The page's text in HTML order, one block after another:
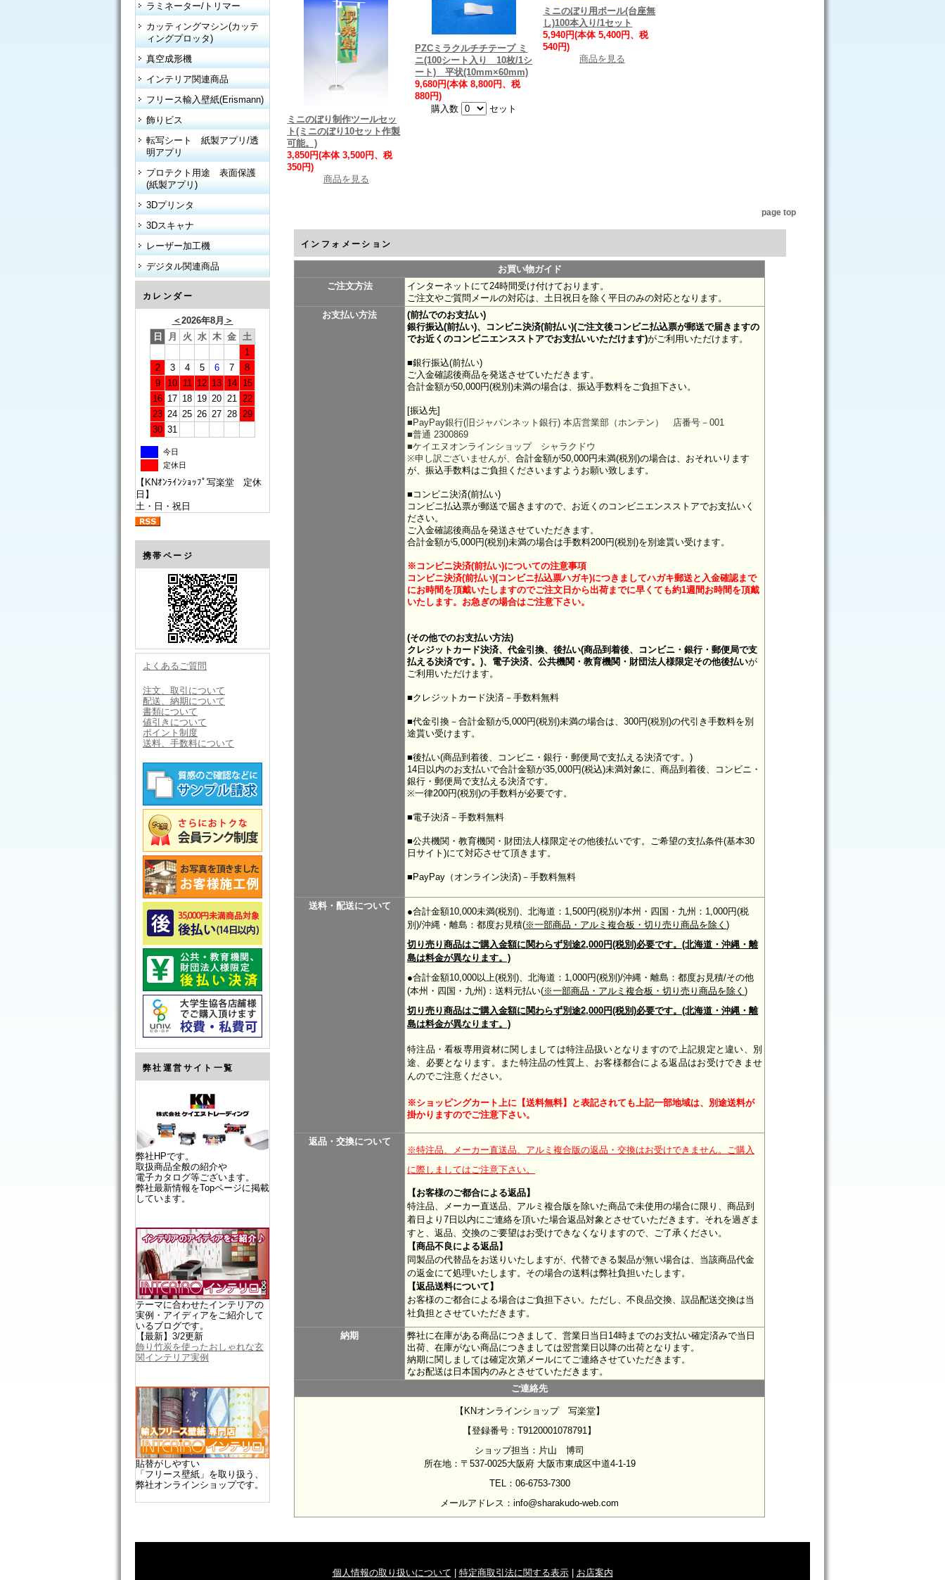
ラミネーター/トリマー
カッティングマシン(カッテ
ィングプロッタ)
真空成形機
インテリア関連商品
フリース輸入壁紙(Erismann)
飾りビス
転写シート 紙製アプリ/透
明アプリ
プロテクト用途 表面保護
(紙製アプリ)
3Dプリンタ
3Dスキャナ
レーザー加工機
デジタル関連商品
カレンダー
＜2026年8月 ＞
日
月 火 水 木 金 土
1
2
3 4 5 6 7
8
9
10 11 12 13 14
15
16 17 18 19 20 21 22
23 24 25 26 27 28 29
30 31
今日
定休日
【KNｵﾝﾗｲﾝｼｮｯﾌﾟ写楽堂 定休
日】
土・日・祝日
携帯ページ
よくあるご質問
注文、取引について
配送、納期について
書類について
値引きについて
ポイント制度
送料、手数料について
弊社運営サイト一覧
弊社HPです。
取扱商品全般の紹介や
電子カタログ等ございます。
弊社最新情報をTopページに掲載
しています。
テーマに合わせたインテリアの
実例・アイディアをご紹介して
いるブログです。
【最新】3/2更新
飾り竹炭を使ったおしゃれな玄
関インテリア実例
貼替がしやすい
「フリース壁紙」を取り扱う、
弊社オンラインショップです。
ミニのぼり制作ツールセッ
ト(ミニのぼり10セット作製
可能。)
3,850円(本体 3,500円、税
350円)
商品を見る
PZCミラクルチチテープ ミ
ニ(100シート入り 10枚/1シ
ート) 平状(10mm×60mm)
9,680円(本体 8,800円、税
880円)
購入数
セット
ミニのぼり用ポール(台座無
し)100本入り/1セット
5,940円(本体 5,400円、税
540円)
商品を見る
page top
インフォメーション
お買い物ガイド
ご注文方法
インターネットにて24時間受け付けております。
ご注文やご質問メールの対応は、土日祝日を除く平日のみの対応となります。
お支払い方法
(前払でのお支払い)
銀行振込(前払い)、コンビニ決済(前払い)(ご注文後コンビニ払込票が郵送で届きますの
でお近くのコンビニエンスストアでお支払いいただけます)がご利用いただけます。
■銀行振込(前払い)
ご入金確認後商品を発送させていただきます。
合計金額が50,000円(税別)未満の場合は、振込手数料をご負担下さい。
[振込先]
■PayPay銀行(旧ジャパンネット銀行) 本店営業部（ホンテン） 店番号－001
■普通 2300869
■ケイエヌオンラインショップ シャラクドウ
※申し訳ございませんが、 合計金額が50,000円未満(税別)の場合は、おそれいります
が、振込手数料はご負担くださいますようお願い致します。
■コンビニ決済(前払い)
コンビニ払込票が郵送で届きますので、お近くのコンビニエンスストアでお支払いく
ださい。
ご入金確認後商品を発送させていただきます。
合計金額が5,000円(税別)未満の場合は手数料200円(税別)を別途貰い受けます。
※コンビニ決済(前払い)についての注意事項
コンビニ決済(前払い)(コンビニ払込票ハガキ)につきましてハガキ郵送と入金確認まで
にお時間を頂戴いたしますのでご注文日から出荷までに早くても約1週間お時間を頂戴
いたします。お急ぎの場合はご注意下さい。
(その他でのお支払い方法)
クレジットカード決済、代金引換、後払い(商品到着後、コンビニ・銀行・郵便局で支
払える決済です。 )、電子決済、公共機関・教育機関・財団法人様限定その他後払いが
ご利用いただけます。
■クレジットカード決済－手数料無料
■代金引換－合計金額が5,000円(税別)未満の場合は、300円(税別)の代引き手数料を別
途貰い受けます。
■後払い(商品到着後、コンビニ・銀行・郵便局で支払える決済です。)
14日以内のお支払いで合計金額が35,000円(税込)未満対象に、商品到着後、コンビニ・
銀行・郵便局で支払える決済です。
※一律200円(税別)の手数料が必要です。
■電子決済－手数料無料
■公共機関・教育機関・財団法人様限定その他後払いです。ご希望の支払条件(基本30
日サイト)にて対応させて頂きます。
■PayPay（オンライン決済)－手数料無料
送料・配送について
●合計金額10,000未満(税別)、北海道：1,500円(税別)/本州・四国・九州：1,000円(税
別)/沖縄・離島：都度お見積(※一部商品・アルミ複合板・切り売り商品を除く )
切り売り商品はご購入金額に関わらず別途2,000円(税別)必要です。(北海道・沖縄・離
島は料金が異なります。)
●合計金額10,000以上(税別)、北海道：1,000円(税別)/沖縄・離島：都度お見積/その他
(本州・四国・九州)：送料元払い(※一部商品・アルミ複合板・切り売り商品を除く )
切り売り商品はご購入金額に関わらず別途2,000円(税別)必要です。(北海道・沖縄・離
島は料金が異なります。)
特注品・看板専用資材に関しましては特注品扱いとなりますので上記規定と違い、別
途、必要となります。また特注品の性質上、お客様都合による返品はお受けできませ
んのでご注意ください。
※ショッピングカート上に【送料無料】と表記されても上記一部地域は、別途送料が
掛かりますのでご注意下さい。
返品・交換について
※特注品、メーカー直送品、アルミ複合版の返品・交換はお受けできません。ご購入
に際しましてはご注意下さい。
【お客様のご都合による返品】
特注品、メーカー直送品、アルミ複合版を除いた商品で未使用の場合に限り、商品到
着日より7日以内にご連絡を頂いた場合返品対象とさせていただきます。それを過ぎま
すと、返品、交換のご要望はお受けできなくなりますので、ご了承ください。
【商品不良による返品】
同製品の代替品をお送りいたしますが、代替できる製品が無い場合は、当該商品代金
の返金にて処理いたします。その場合の送料は弊社負担いたします。
【返品送料について】
お客様のご都合による場合はご負担下さい。ただし、不良品交換、誤品配送交換は当
社負担とさせていただきます。
納期
弊社に在庫がある商品につきまして、営業日当日14時までのお支払い確定済みで当日
出荷、在庫がない商品につきましては翌営業日以降の出荷となります。
納期に関しましては確定次第メールにてご連絡させていただきます。
なお配送は日本国内のみとさせていただきます。
ご連絡先
【KNオンラインショップ 写楽堂】
【登録番号：T9120001078791】
ショップ担当：片山 博司
所在地：〒537-0025大阪府 大阪市東成区中道4-1-19
TEL：06-6753-7300
メールアドレス：info@sharakudo-web.com
個人情報の取り扱いについて 特定商取引法に関する表示| お店案内